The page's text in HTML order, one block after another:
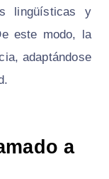
lingüísticas y
este modo, la
adaptándose
a